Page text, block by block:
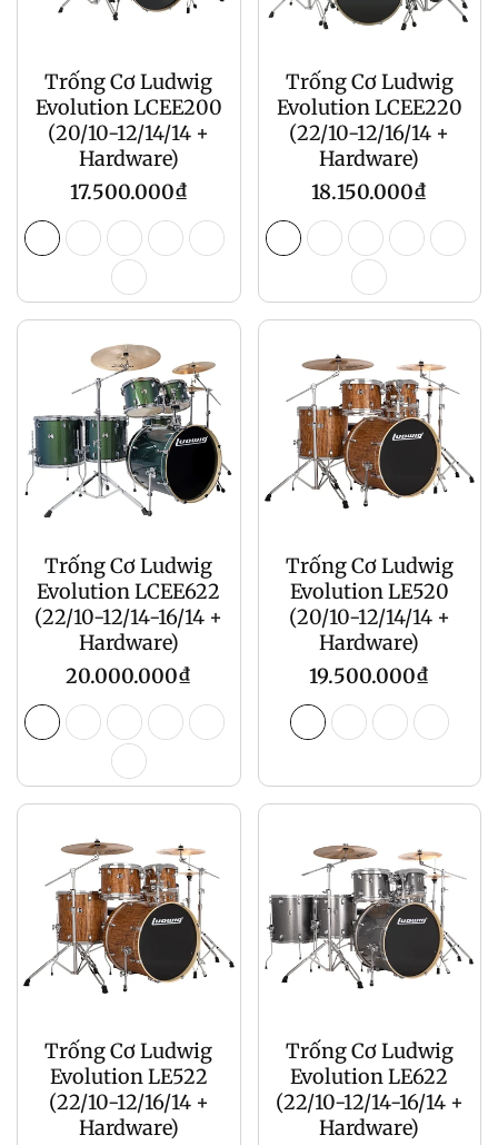
Trống Cơ Ludwig
Evolution LCEE200
(20/10-12/14/14 +
Hardware)
Giá
gốc
17.500.000₫
Trống Cơ Ludwig
Evolution LCEE220
(22/10-12/16/14 +
Hardware)
Giá
gốc
18.150.000₫
Trống Cơ Ludwig
Evolution LCEE622
(22/10-12/14-16/14 +
Hardware)
Giá
gốc
20.000.000₫
Trống Cơ Ludwig
Evolution LE520
(20/10-12/14/14 +
Hardware)
Giá
gốc
19.500.000₫
Trống Cơ Ludwig
Evolution LE522
(22/10-12/16/14 +
Hardware)
Trống Cơ Ludwig
Evolution LE622
(22/10-12/14-16/14 +
Hardware)